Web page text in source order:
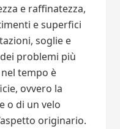
e raffinatezza,
e superfici
soglie e
problemi più
tempo è
ovvero la
o di un velo
originario.